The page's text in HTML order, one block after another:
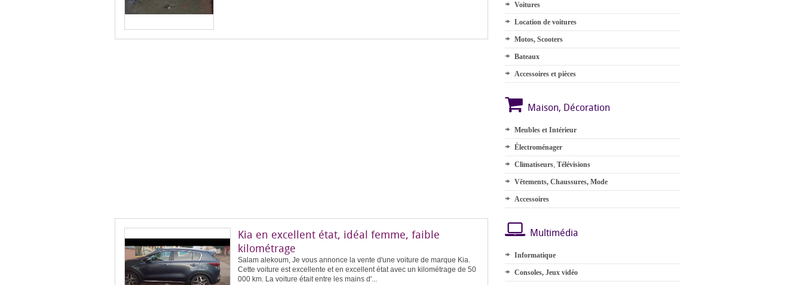
Kia en excellent état, idéal femme, faible
kilométrage
Salam alekoum, Je vous annonce la vente d'une voiture de marque Kia.
Cette voiture est excellente et en excellent état avec un kilométrage de 50
000 km. La voiture était entre les mains d'...
Voitures
Location de voitures
Motos, Scooters
Bateaux
Accessoires et pièces
Maison, Décoration
Meubles et Intérieur
Électroménager
Climatiseurs, Télévisions
Vêtements, Chaussures, Mode
Accessoires
Multimédia
Informatique
Consoles, Jeux vidéo